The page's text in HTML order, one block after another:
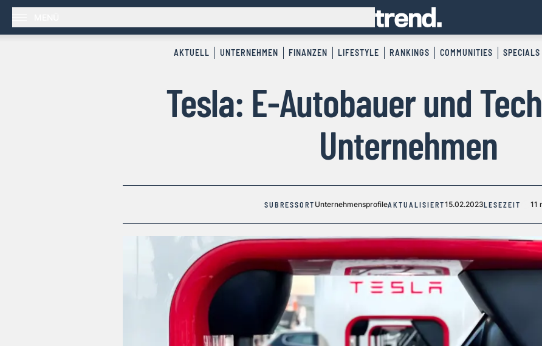
AKTUELL UNTERNEHMEN FINANZEN LIFESTYLE RANKINGS COMMUNITIES SPECIALS
Tesla: E-Autobauer und
Unternehmen
SUBRESSORT UnternehmensprofileAKTUALISIERT15.02.2023LESEZEIT 11